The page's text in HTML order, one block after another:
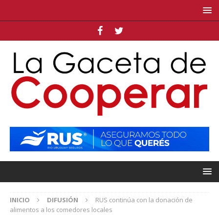
INICIO DIFUSIÓN
RUS continúa con la donación de
alimentos a los comedores locales